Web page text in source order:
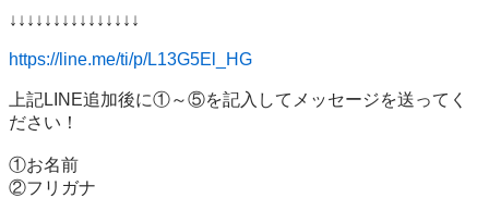
↓↓↓↓↓↓↓↓↓↓↓↓↓↓↓
https://line.me/ti/p/L13G5El_HG
上記LINE追加後に①～⑤を記入してメッセージを送ってく
ださい！
①お名前
②フリガナ